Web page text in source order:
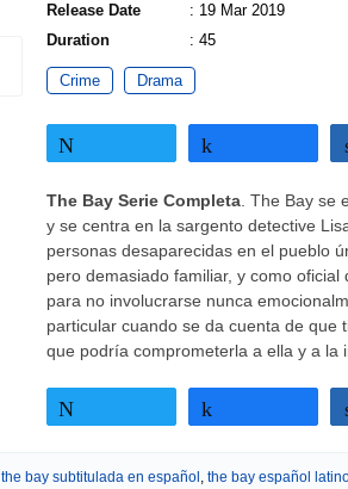
Release Date
: 19 Mar 2019
Duration
: 45
Crime Drama
The Bay Serie Completa . The Bay
y se centra en la sargento detective
personas desaparecidas en el pueblo
pero demasiado familiar, y como
para no involucrarse nunca
particular cuando se da cuenta de que
que podría comprometerla a ella y a la
the bay subtitulada en español , the bay español